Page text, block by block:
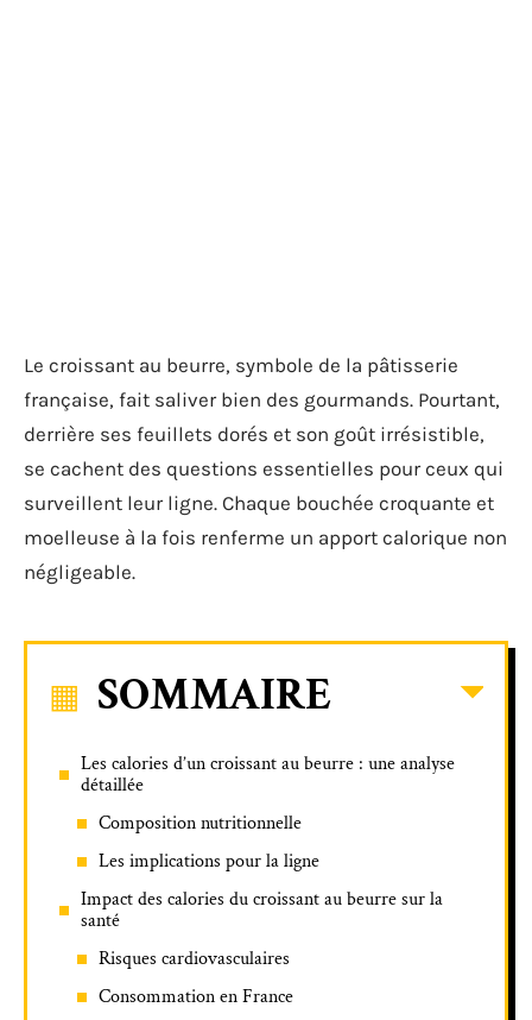
Le croissant au beurre, symbole de la pâtisserie
française, fait saliver bien des gourmands. Pourtant,
derrière ses feuillets dorés et son goût irrésistible,
se cachent des questions essentielles pour ceux qui
surveillent leur ligne. Chaque bouchée croquante et
moelleuse à la fois renferme un apport calorique non
négligeable.
SOMMAIRE
Les calories d’un croissant au beurre : une analyse
détaillée
Composition nutritionnelle
Les implications pour la ligne
Impact des calories du croissant au beurre sur la
santé
Risques cardiovasculaires
Consommation en France